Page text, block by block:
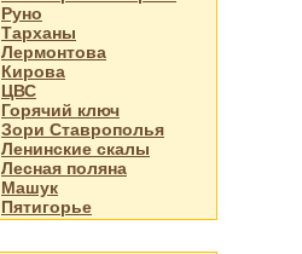
Руно
Тарханы
Лермонтова
Кирова
ЦВС
Горячий ключ
Зори Ставрополья
Ленинские скалы
Лесная поляна
Машук
Пятигорье